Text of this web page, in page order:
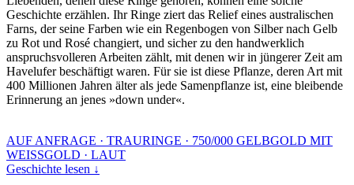
Geschichte erzählen. Ihr Ringe ziert das Relief eines australischen
Farns, der seine Farben wie ein Regenbogen von Silber nach Gelb
zu Rot und Rosé changiert, und sicher zu den handwerklich
anspruchsvolleren Arbeiten zählt, mit denen wir in jüngerer Zeit am
Havelufer beschäftigt waren. Für sie ist diese Pflanze, deren Art mit
400 Millionen Jahren älter als jede Samenpflanze ist, eine bleibende
Erinnerung an jenes »down under«.
AUF ANFRAGE · TRAURINGE · 750/000 GELBGOLD MIT
WEISSGOLD · LAUT
Geschichte lesen ↓